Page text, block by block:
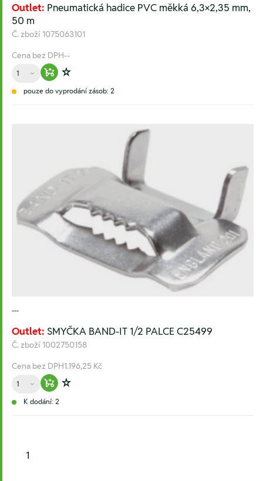
Outlet: Pneumatická hadice PVC měkká 6,3×2,35 mm,
50 m
Č. zboží 1075063101
Cena bez DPH--
Množství
Warenkorb hinzufügen
Zur Wunschliste hinzufügen
pouze do vyprodání zásob: 2
---
Outlet: SMYČKA BAND-IT 1/2 PALCE C25499
Č. zboží 1002750158
Cena bez DPH1.196,25 Kč
Množství
Warenkorb hinzufügen
Zur Wunschliste hinzufügen
K dodání: 2
1